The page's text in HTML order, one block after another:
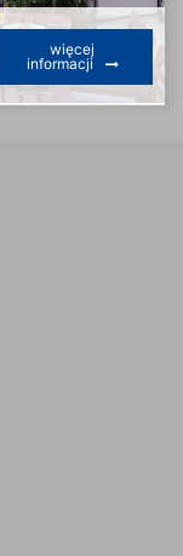
więcej
informacji